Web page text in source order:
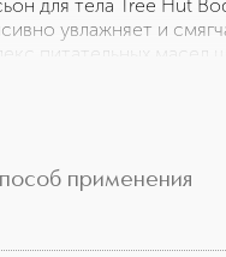
для тела Tree Hut
увлажняет и
питательных масел
барьерную
применения